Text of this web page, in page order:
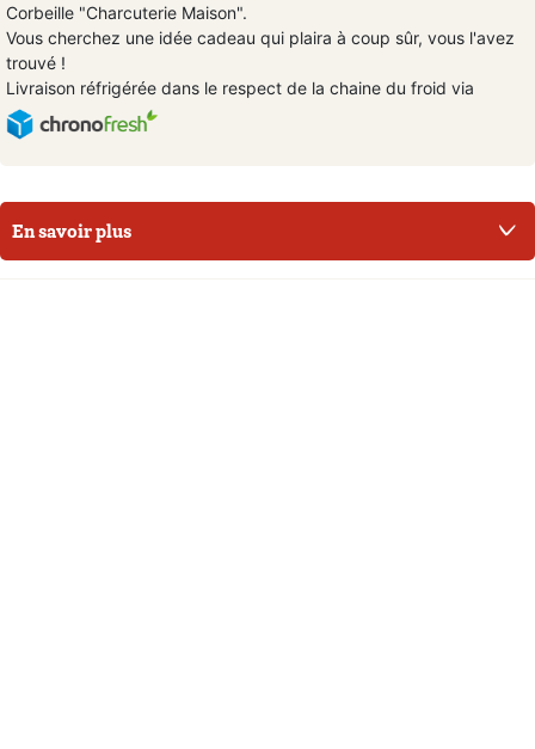
Corbeille "Charcuterie Maison".
Vous cherchez une idée cadeau qui plaira à coup sûr, vous l'avez
trouvé !
Livraison réfrigérée dans le respect de la chaine du froid via
En savoir plus